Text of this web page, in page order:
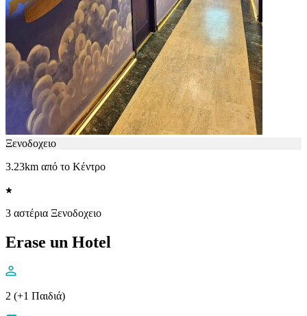
Ξενοδοχειο
3.23km από το Κέντρο
3 αστέρια Ξενοδοχειο
Erase un Hotel
2 (+1 Παιδιά)